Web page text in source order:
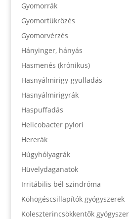
Gyomorrák
Gyomortükrözés
Gyomorvérzés
Hányinger, hányás
Hasmenés (krónikus)
Hasnyálmirigy-gyulladás
Hasnyálmirigyrák
Haspuffadás
Helicobacter pylori
Hererák
Húgyhólyagrák
Hüvelydaganatok
Irritábilis bél szindróma
Köhögéscsillapítók gyógyszerek
Koleszterincsökkentők